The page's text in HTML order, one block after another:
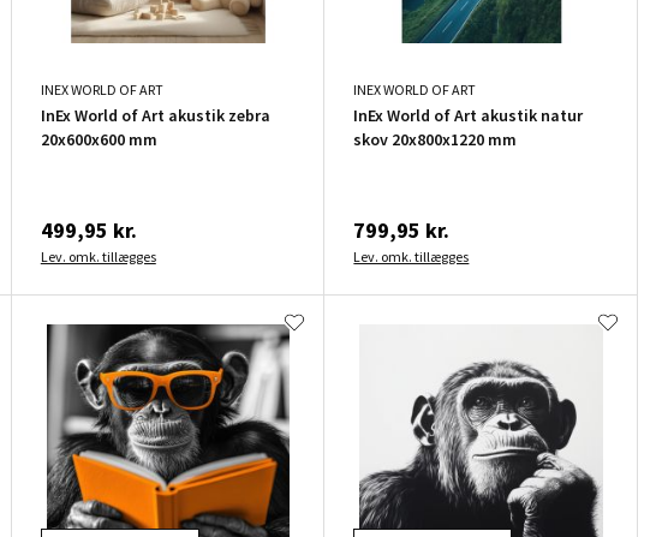
INEX WORLD OF ART
InEx World of Art akustik zebra
20x600x600 mm
499,95 kr.
Lev. omk. tillægges
INEX WORLD OF ART
InEx World of Art akustik natur
skov 20x800x1220 mm
799,95 kr.
Lev. omk. tillægges